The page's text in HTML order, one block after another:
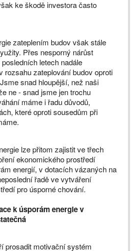
ke škodě investora často
zateplením budov však stále
Přes nesporný nárůst
letech nadále
rozsahu zateplování budov oproti
snad hloupější, než naši
ne - snad jsme jen trochu
máme i řadu důvodů,
které oproti sousedům při
lze přitom zajistit ve třech
ekonomického prostředí
energií, v dotacích vázaných na
řadě ve vytváření
pro úsporné chování.
k úsporám energie v
prosadit motivační systém